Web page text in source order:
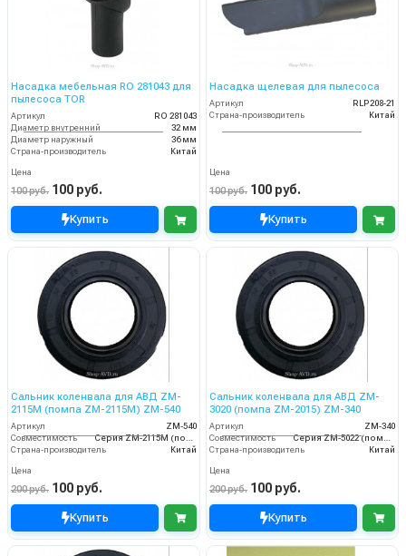
Насадка мебельная RO 281043 для
пылесоса TOR
Артикул
RO 281043
Диаметр внутренний
32 мм
Диаметр наружный
36 мм
Страна-производитель
Китай
Цена
100 руб. 100 руб.
Купить
Насадка щелевая для пылесоса
Артикул
RLP208-21
Страна-производитель
Китай
Цена
100 руб. 100 руб.
Купить
Сальник коленвала для АВД ZM-
2115M (помпа ZM-2115M) ZM-540
Артикул
ZM-540
Совместимость
Страна-производитель
Китай
Цена
200 руб. 100 руб.
Купить
Сальник коленвала для АВД ZM-
3020 (помпа ZM-2015) ZM-340
Артикул
ZM-340
Совместимость
Страна-производитель
Китай
Цена
200 руб. 100 руб.
Купить